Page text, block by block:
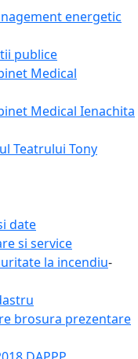
energetic
publice
Medical
Medical Ienachita
Teatrului Tony
date
si service
la incendiu-
brosura prezentare